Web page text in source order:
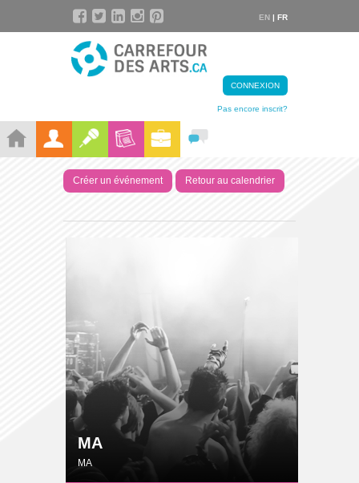
EN | FR
CONNEXION
Pas encore inscrit?
Créer un événement Retour au calendrier
MA
MA